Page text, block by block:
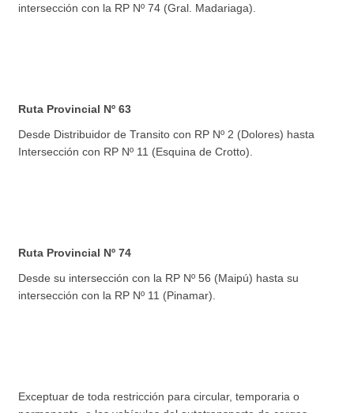
intersección con la RP Nº 74 (Gral. Madariaga).
Ruta Provincial Nº 63
Desde Distribuidor de Transito con RP Nº 2 (Dolores) hasta
Intersección con RP Nº 11 (Esquina de Crotto).
Ruta Provincial Nº 74
Desde su intersección con la RP Nº 56 (Maipú) hasta su
intersección con la RP Nº 11 (Pinamar).
Exceptuar de toda restricción para circular, temporaria o